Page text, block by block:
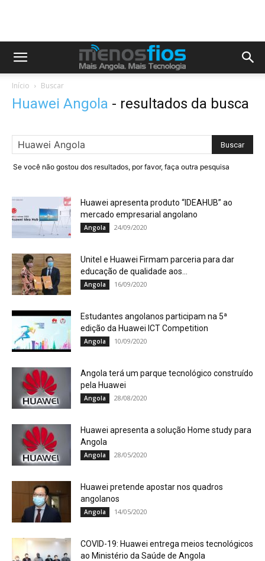
Início Buscar
Huawei Angola - resultados da busca
Se você não gostou dos resultados, por favor, faça outra pesquisa
Huawei apresenta produto “IDEAHUB” ao
mercado empresarial angolano
Angola 24/09/2020
Unitel e Huawei Firmam parceria para dar
educação de qualidade aos...
Angola 16/09/2020
Estudantes angolanos participam na 5ª
edição da Huawei ICT Competition
Angola 10/09/2020
Angola terá um parque tecnológico construído
pela Huawei
Angola 28/08/2020
Huawei apresenta a solução Home study para
Angola
Angola 28/05/2020
Huawei pretende apostar nos quadros
angolanos
Angola 14/05/2020
COVID-19: Huawei entrega meios tecnológicos
ao Ministério da Saúde de Angola